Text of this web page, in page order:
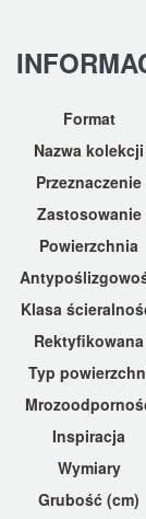
Format
Nazwa kolekcji
Przeznaczenie
Zastosowanie
Powierzchnia
Klasa
Rektyfikowana
Typ
Inspiracja
Wymiary
Grubość (cm)